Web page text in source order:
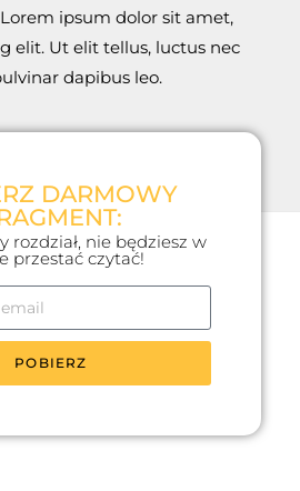
ipsum dolor sit amet,
elit. Ut elit tellus, luctus nec
dapibus leo.
DARMOWY
rozdział, nie będziesz w
przestać czytać!
POBIERZ